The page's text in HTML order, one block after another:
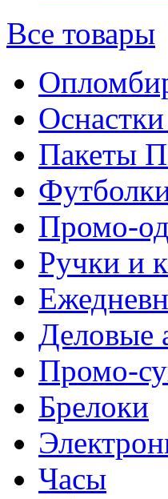
Все товары
Пакеты
Промо-
Ручки и
Деловые
Промо-
Брелоки
Часы